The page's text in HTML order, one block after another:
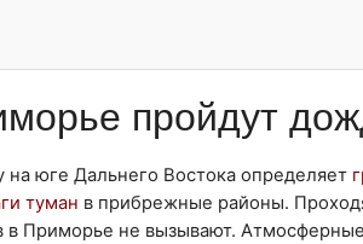
пройдут
на юге Дальнего Востока определяет
туман в прибрежные районы.
в Приморье не вызывают.